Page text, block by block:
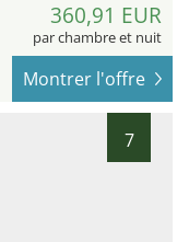
360,91 EUR
par chambre et nuit
Montrer l'offre
7